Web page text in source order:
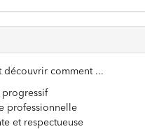
découvrir comment ...
progressif
professionnelle
et respectueuse